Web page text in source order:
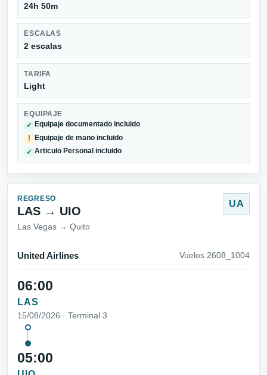
24h 50m
ESCALAS
2 escalas
TARIFA
Light
EQUIPAJE
✓ Equipaje documentado incluido
! Equipaje de mano incluido
✓ Articulo Personal incluido
REGRESO
LAS → UIO
Las Vegas → Quito
UA
United Airlines Vuelos 2608_1004
06:00
LAS
15/08/2026 · Terminal 3
05:00